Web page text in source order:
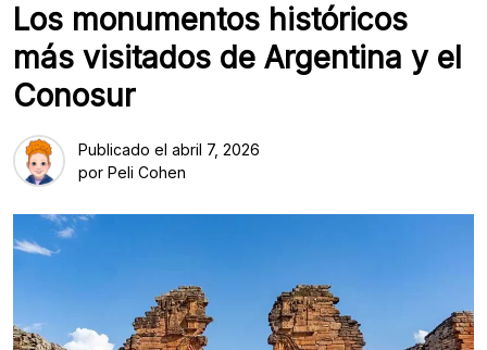
Los monumentos históricos
más visitados de Argentina y el
Conosur
Publicado el abril 7, 2026
por Peli Cohen